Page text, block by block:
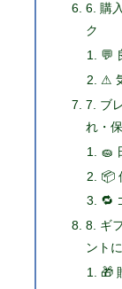
6. 購
ク
💬
⚠
7. ブ
れ・
🧽
📦
🔁
8. ギ
ント
🎁